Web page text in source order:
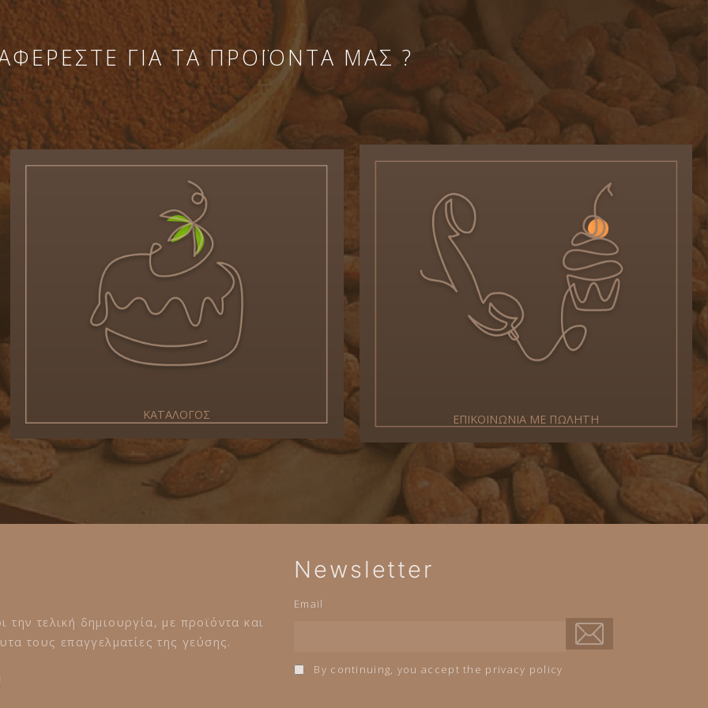
ΓΙΑ ΤΑ ΠΡΟΪΟΝΤΑ ΜΑΣ ?
ΚΑΤΑΛΟΓΟΣ ΕΠΙΚΟΙΝΩΝΙΑ ΜΕ ΠΩΛΗΤΗ
τελική δημιουργία, με προϊόντα και
τους επαγγελματίες της γεύσης.
Newsletter
Email
By continuing, you accept the privacy policy